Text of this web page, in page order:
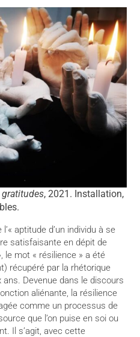
, 2021. Installation,
aptitude d’un individu à se
satisfaisante en dépit de
le mot « résilience » a été
récupéré par la rhétorique
Devenue dans le discours
aliénante, la résilience
comme un processus de
que l’on puise en soi ou
Il s’agit, avec cette